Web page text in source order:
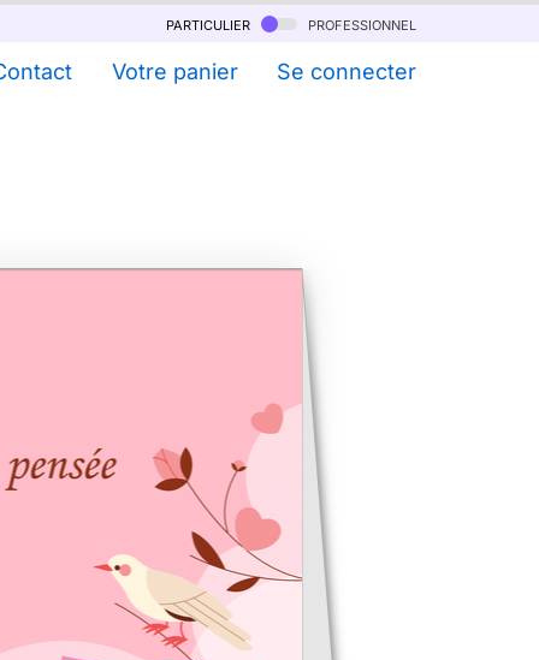
particulier professionnel
Votre panier Se connecter